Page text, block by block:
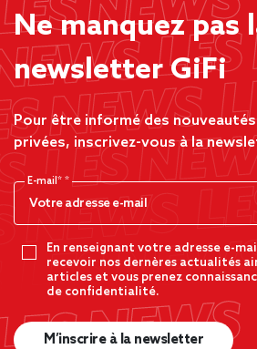
Ne manquez pas
newsletter GiFi
Pour être informé des
privées, inscrivez-vous à la
E-mail*
En renseignant votre adresse e-
recevoir nos dernères actualités
articles et vous prenez
de confidentialité.
M’inscrire à la newsletter